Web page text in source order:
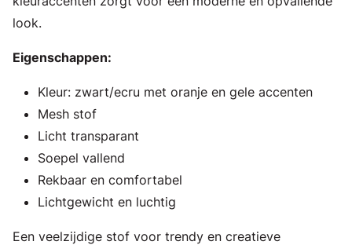
look.
Eigenschappen:
Kleur: zwart/ecru met oranje en gele accenten
Mesh stof
Licht transparant
Soepel vallend
Rekbaar en comfortabel
Lichtgewicht en luchtig
Een veelzijdige stof voor trendy en creatieve